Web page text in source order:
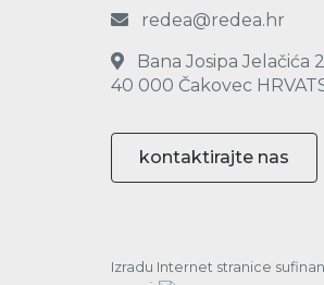
redea@redea.hr
Bana Josipa Jelačića
40 000 Čakovec
kontaktirajte nas
Izradu Internet stranice